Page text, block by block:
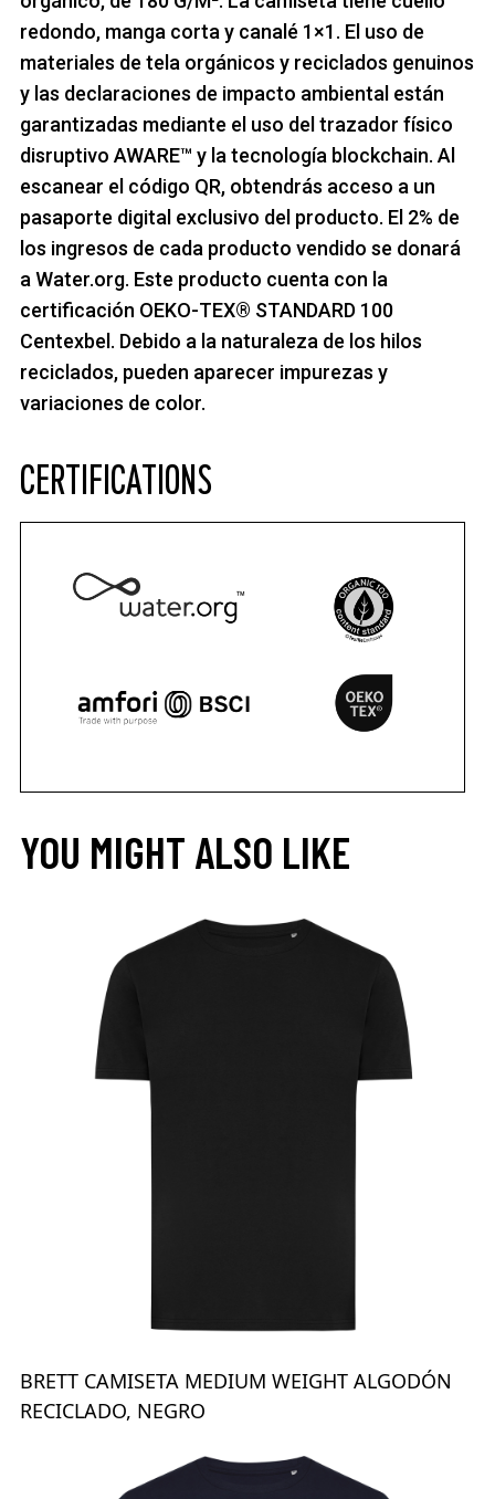
redondo, manga corta y canalé 1×1. El uso de
materiales de tela orgánicos y reciclados genuinos
y las declaraciones de impacto ambiental están
garantizadas mediante el uso del trazador físico
disruptivo AWARE™ y la tecnología blockchain. Al
escanear el código QR, obtendrás acceso a un
pasaporte digital exclusivo del producto. El 2% de
los ingresos de cada producto vendido se donará
a Water.org. Este producto cuenta con la
certificación OEKO-TEX® STANDARD 100
Centexbel. Debido a la naturaleza de los hilos
reciclados, pueden aparecer impurezas y
variaciones de color.
CERTIFICATIONS
YOU MIGHT ALSO LIKE
BRETT CAMISETA MEDIUM WEIGHT ALGODÓN
RECICLADO, NEGRO